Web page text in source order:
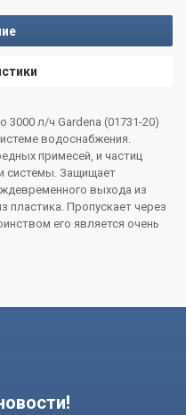
3000 л/ч Gardena (01731-20)
водоснабжения.
примесей, и частиц
системы. Защищает
выхода из
пластика. Пропускает через
его является очень